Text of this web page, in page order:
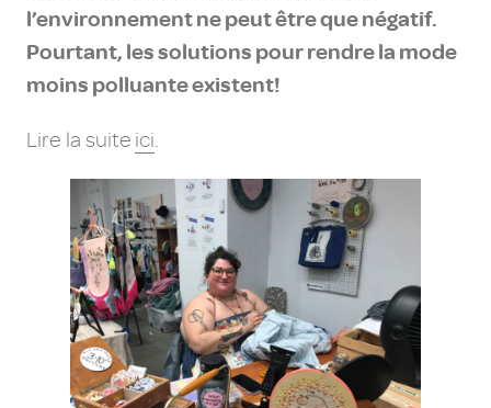
l’environnement ne peut être que négatif.
Pourtant, les solutions pour rendre la mode
moins polluante existent!
Lire la suite ici.